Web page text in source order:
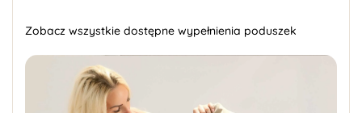
Zobacz wszystkie dostępne wypełnienia poduszek